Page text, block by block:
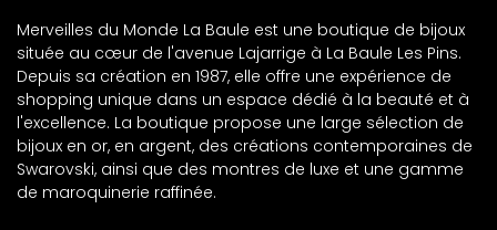
Merveilles du Monde La Baule est une boutique de bijoux
située au cœur de l'avenue Lajarrige à La Baule Les Pins.
Depuis sa création en 1987, elle offre une expérience de
shopping unique dans un espace dédié à la beauté et à
l'excellence. La boutique propose une large sélection de
bijoux en or, en argent, des créations contemporaines de
Swarovski, ainsi que des montres de luxe et une gamme
de maroquinerie raffinée.